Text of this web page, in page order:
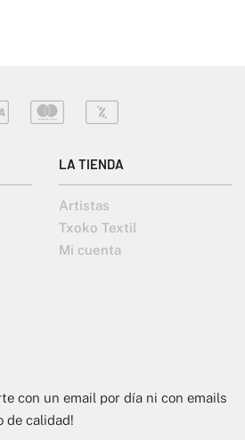
LA TIENDA
Artistas
Txoko Textil
Mi cuenta
con un email por día ni con emails
de calidad!